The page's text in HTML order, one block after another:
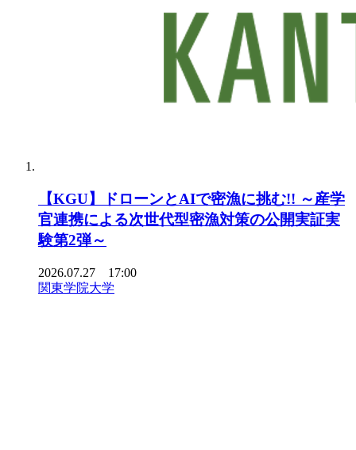
【KGU】ドローンとAIで密漁に挑む!! ～産学
官連携による次世代型密漁対策の公開実証実
験第2弾～
2026.07.27 17:00
関東学院大学